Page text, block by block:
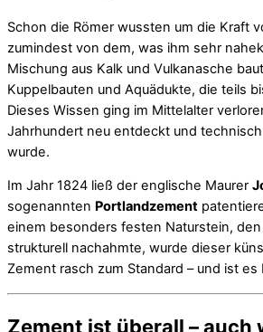
Schon die Römer wussten um die Kraft
zumindest von dem, was ihm sehr
Mischung aus Kalk und Vulkanasche
Kuppelbauten und Aquädukte, die teils
Dieses Wissen ging im Mittelalter
Jahrhundert neu entdeckt und
wurde.
Im Jahr 1824 ließ der englische Maurer
sogenannten Portlandzement
einem besonders festen Naturstein,
strukturell nachahmte, wurde dieser
Zement rasch zum Standard – und ist
Zement ist überall – auch